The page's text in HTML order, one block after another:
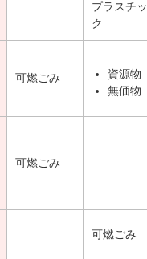
プラスチッ
ク
可燃ごみ
資源物
無価物
可燃ごみ
可燃ごみ